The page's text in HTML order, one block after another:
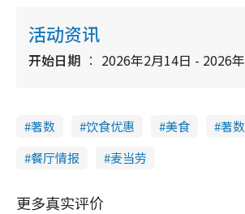
活动资讯
开始日期 2026年2月14日 - 2026
著数 饮食优惠 美食
著
餐厅情报
麦当劳
更多真实评价